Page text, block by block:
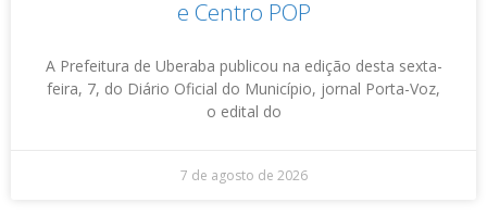
e Centro POP
A Prefeitura de Uberaba publicou na edição desta sexta-
feira, 7, do Diário Oficial do Município, jornal Porta-Voz,
o edital do
7 de agosto de 2026